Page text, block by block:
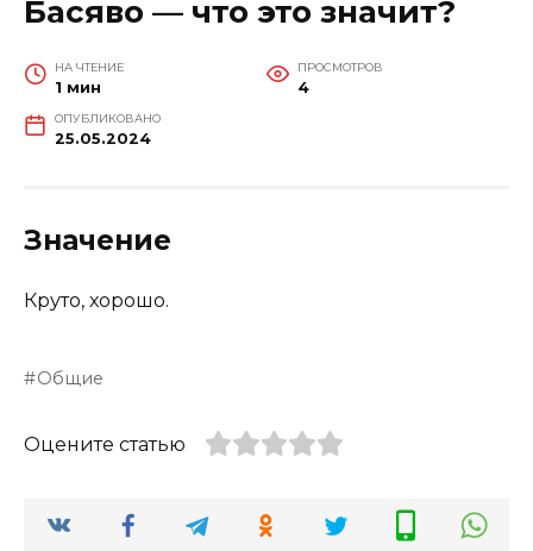
Басяво — что это значит?
НА ЧТЕНИЕ
1 мин
ПРОСМОТРОВ
4
ОПУБЛИКОВАНО
25.05.2024
Значение
Круто, хорошо.
Общие
Оцените статью